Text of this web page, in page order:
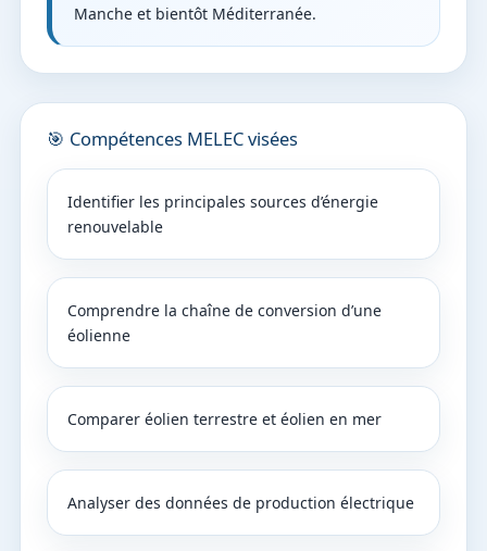
Manche et bientôt Méditerranée.
🎯 Compétences MELEC visées
Identifier les principales sources d’énergie
renouvelable
Comprendre la chaîne de conversion d’une
éolienne
Comparer éolien terrestre et éolien en mer
Analyser des données de production électrique